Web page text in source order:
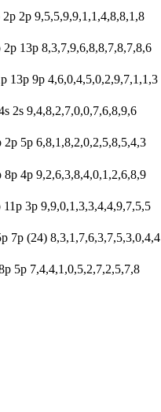
2p 2p 9,5,5,9,9,1,1,4,8,8,1,8
2p 13p 8,3,7,9,6,8,8,7,8,7,8,6
13p 9p 4,6,0,4,5,0,2,9,7,1,1,3
s 2s 9,4,8,2,7,0,0,7,6,8,9,6
2p 5p 6,8,1,8,2,0,2,5,8,5,4,3
8p 4p 9,2,6,3,8,4,0,1,2,6,8,9
11p 3p 9,9,0,1,3,3,4,4,9,7,5,5
7p (24) 8,3,1,7,6,3,7,5,3,0,4,4
p 5p 7,4,4,1,0,5,2,7,2,5,7,8